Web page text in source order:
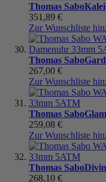
Thomas Sabo
351,89 €
Zur Wunschliste
Thomas Sabo
267,00 €
Zur Wunschliste
Thomas Sabo
259,08 €
Zur Wunschliste
Thomas Sabo
268,10 €